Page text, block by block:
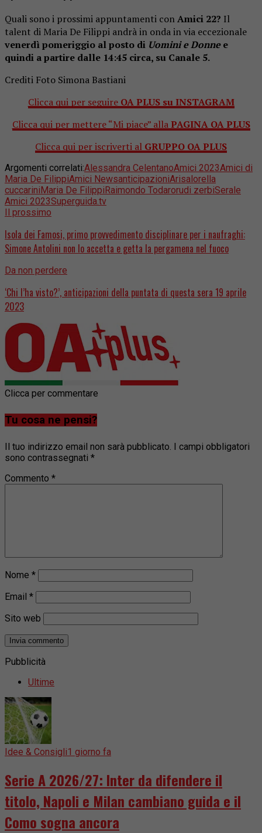
Quali sono i prossimi appuntamenti conAmici 22? Il
talent di Maria De Filippi andrà in onda in via eccezionale
venerdì pomeriggio al posto di Uomini e Donnee
quindi a partire dalle 14:45 circa, su Canale 5.
Crediti Foto Simona Bastiani
Clicca qui per seguire OA PLUS su INSTAGRAM
Clicca qui per mettere “Mi piace” alla PAGINA OA PLUS
Clicca qui per iscriverti al GRUPPO OA PLUS
Argomenti correlati:Alessandra CelentanoAmici 2023Amici di
Maria De FilippiAmici NewsanticipazioniArisalorella
cuccariniMaria De FilippiRaimondo Todarorudi zerbiSerale
Amici 2023Superguida.tv
Il prossimo
Isola dei Famosi, primo provvedimento disciplinare per i naufraghi:
Simone Antolini non lo accetta e getta la pergamena nel fuoco
Da non perdere
‘Chi l’ha visto?’, anticipazioni della puntata di questa sera 19 aprile
2023
Clicca per commentare
Tu cosa ne pensi?
Il tuo indirizzo email non sarà pubblicato. I campi obbligatori
sono contrassegnati *
Commento *
Nome *
Email *
Sito web
Pubblicità
Ultime
Idee & Consigli1 giorno fa
Serie A 2026/27: Inter da difendere il
titolo, Napoli e Milan cambiano guida e il
Como sogna ancora